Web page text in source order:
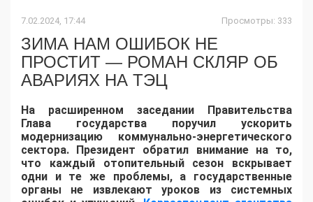
7.02.2024, 17:44 Просмотры: 333
ЗИМА НАМ ОШИБОК НЕ
ПРОСТИТ — РОМАН СКЛЯР ОБ
АВАРИЯХ НА ТЭЦ
На расширенном заседании Правительства
Глава государства поручил ускорить
модернизацию коммунально-энергетического
сектора. Президент обратил внимание на то,
что каждый отопительный сезон вскрывает
одни и те же проблемы, а государственные
органы не извлекают уроков из системных